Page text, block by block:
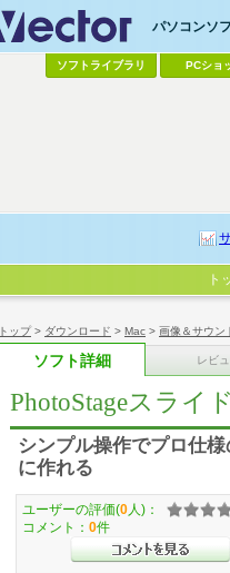
トップ> ダウンロード > Mac > 画像＆サウン
ソフト詳細 レビ
PhotoStageスライ
シンプル操作でプロ仕
に作れる
ユーザーの評価(0 人)：
コメント： 0件
パソコンソ
ソフトライブラリ PCショ
ト